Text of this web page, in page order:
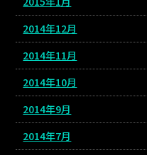
2014年12月
2014年11月
2014年10月
2014年9月
2014年7月